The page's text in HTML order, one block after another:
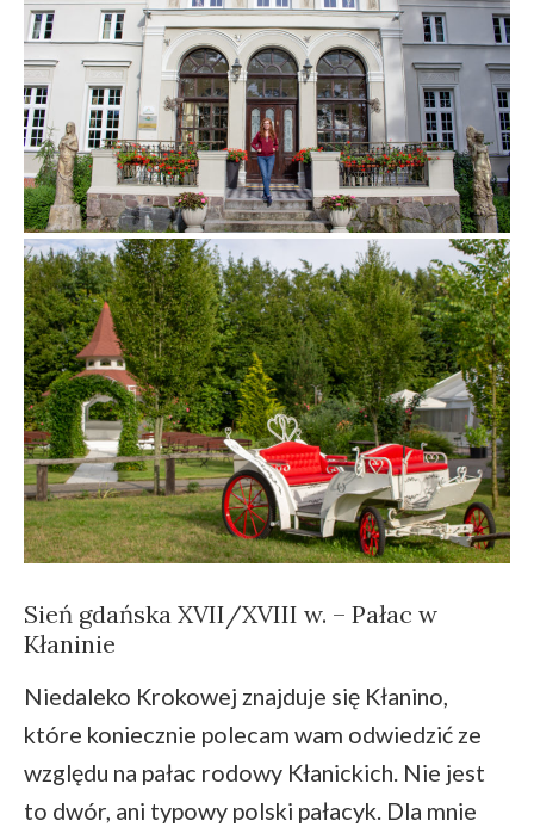
Sień gdańska XVII/XVIII w. – Pałac w
Kłaninie
Niedaleko Krokowej znajduje się Kłanino,
które koniecznie polecam wam odwiedzić ze
względu na pałac rodowy Kłanickich. Nie jest
to dwór, ani typowy polski pałacyk. Dla mnie